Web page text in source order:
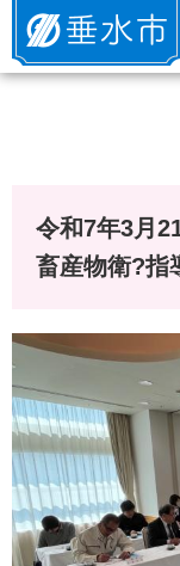
垂水市
令和7年3月
畜産物衛?指